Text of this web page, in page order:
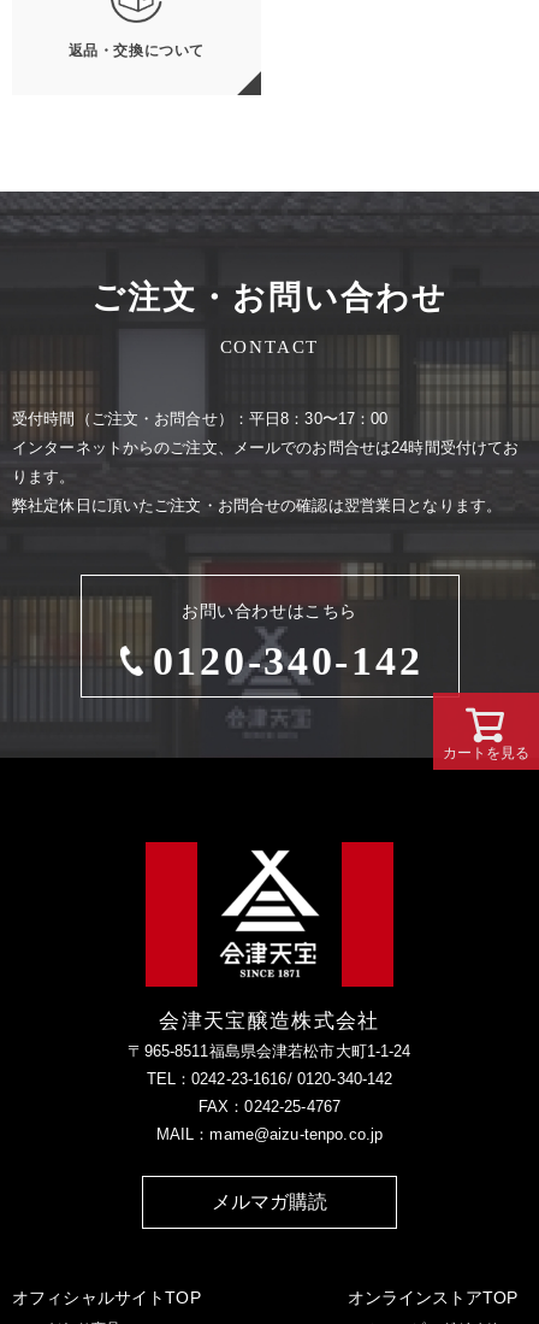
返品・交換について
ご注文・お問い合わせ
CONTACT
お問い合わせはこちら
0120-340-142
受付時間（ご注⽂・お問合せ）：平⽇8：30〜17：00
インターネットからのご注⽂、メールでのお問合せは24時間受付けてお
ります。
弊社定休⽇に頂いたご注⽂・お問合せの確認は翌営業⽇となります。
会津天宝醸造株式会社
〒965-8511福島県会津若松市大町1-1-24
TEL：0242-23-1616/ 0120-340-142
FAX：0242-25-4767
MAIL：mame@aizu-tenpo.co.jp
メルマガ購読
オフィシャルサイトTOP オンラインストアTOP
カートを見る